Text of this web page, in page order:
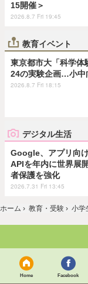
15開催＞
2026.8.7 Fri 19:45
教育イベント
東京都市大「科学体
24の実験企画…小中
2026.8.7 Fri 18:15
デジタル生活
Google、アプリ向
APIを年内に世界展
者保護を強化
2026.7.31 Fri 13:45
ホーム › 教育・受験 › 小学
Home Facebook